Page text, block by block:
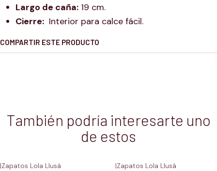
Largo de caña: 19 cm.
Cierre: Interior para calce fácil.
COMPARTIR ESTE PRODUCTO
También podría interesarte uno
de estos
|Zapatos Lola Llusá |Zapatos Lola Llusá